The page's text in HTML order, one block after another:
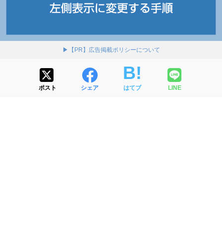
▶【PR】広告掲載ポリシーについて
ポスト シェア はてブ LINE